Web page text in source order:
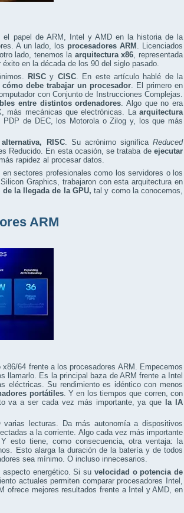
el papel de ARM, Intel y AMD en la historia de la
A un lado, los procesadores ARM . Licenciados
lado, tenemos la arquitectura x86, representada
en la década de los 90 del siglo pasado.
RISC y CISC. En este artículo hablé de la
cómo debe trabajar un procesador . El primero en
con Conjunto de Instrucciones Complejas.
entre distintos ordenadores . Algo que no era
más mecánicas que electrónicas. La arquitectura
de DEC, los Motorola o Zilog y, los que más
RISC. Su acrónimo significa Reduced
Reducido. En esta ocasión, se trataba deejecutar
rapidez al procesar datos.
sectores profesionales como los servidores o los
Graphics, trabajaron con esta arquitectura en
de la llegada de la GPU, tal y como la conocemos,
ARM
x86/64 frente a los procesadores ARM. Empecemos
llamarlo. Es la principal baza de ARM frente a Intel
eléctricas. Su rendimiento es idéntico con menos
portátiles. Y en los tiempos que corren, con
va a ser cada vez más importante, ya que
la IA
lecturas. Da más autonomía a dispositivos
a la corriente. Algo cada vez más importante
esto tiene, como consecuencia, otra ventaja: la
Esto alarga la duración de la batería y de todos
sea mínimo. O incluso innecesarios.
energético. Si su velocidad o potencia de
actuales permiten comparar procesadores Intel,
ofrece mejores resultados frente a Intel y AMD, en